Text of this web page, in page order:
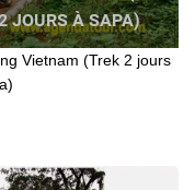
JOURS À SAPA)
Vietnam (Trek 2 jours